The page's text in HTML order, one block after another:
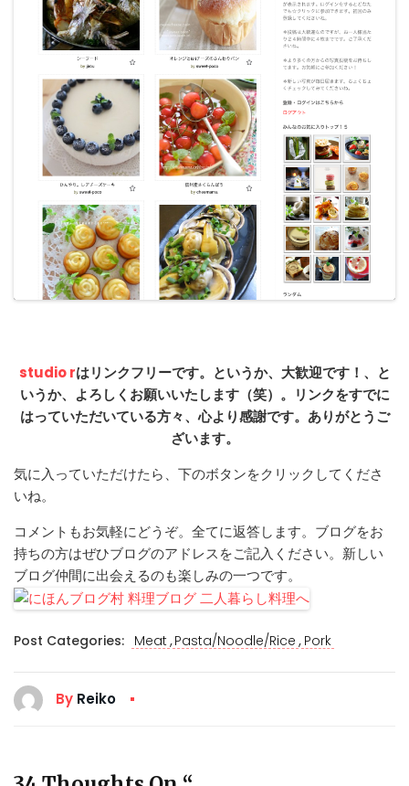
studio rはリンクフリーです。というか、大歓迎です！、と
いうか、よろしくお願いいたします（笑）。リンクをすでに
はっていただいている方々、心より感謝です。ありがとうご
ざいます。
気に入っていただけたら、下のボタンをクリックしてくださ
いね。
コメントもお気軽にどうぞ。全てに返答します。ブログをお
持ちの方はぜひブログのアドレスをご記入ください。新しい
ブログ仲間に出会えるのも楽しみの一つです。
Post Categories: Meat ,Pasta/Noodle/Rice , Pork
By Reiko